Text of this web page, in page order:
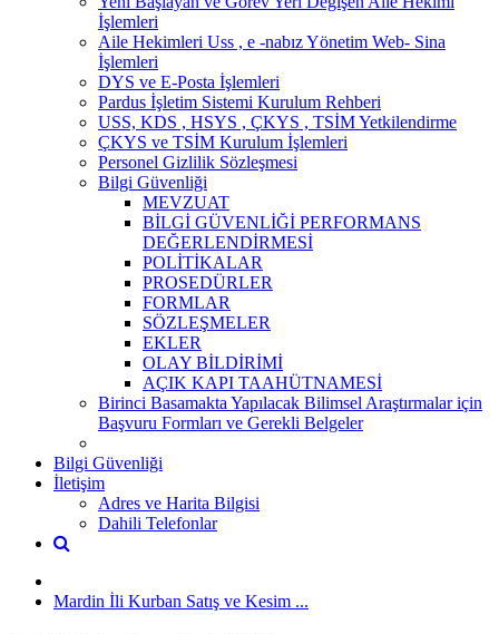
İşlemleri
Aile Hekimleri Uss , e -nabız Yönetim Web- Sina
İşlemleri
DYS ve E-Posta İşlemleri
Pardus İşletim Sistemi Kurulum Rehberi
USS, KDS , HSYS , ÇKYS , TSİM Yetkilendirme
ÇKYS ve TSİM Kurulum İşlemleri
Personel Gizlilik Sözleşmesi
Bilgi Güvenliği
MEVZUAT
BİLGİ GÜVENLİĞİ PERFORMANS
DEĞERLENDİRMESİ
POLİTİKALAR
PROSEDÜRLER
FORMLAR
SÖZLEŞMELER
EKLER
OLAY BİLDİRİMİ
AÇIK KAPI TAAHÜTNAMESİ
Birinci Basamakta Yapılacak Bilimsel Araştırmalar için
Başvuru Formları ve Gerekli Belgeler
Bilgi Güvenliği
İletişim
Adres ve Harita Bilgisi
Dahili Telefonlar
Mardin İli Kurban Satış ve Kesim ...